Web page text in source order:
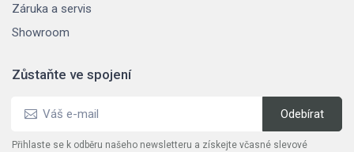
Záruka a servis
Showroom
Zůstaňte ve spojení
Přihlaste se k odběru našeho newsletteru a získejte včasné slevové